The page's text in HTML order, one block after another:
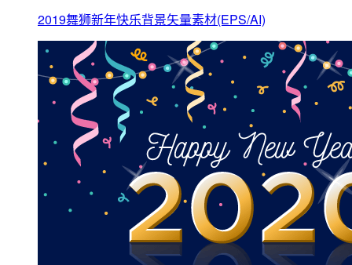
2019舞狮新年快乐背景矢量素材(EPS/AI)